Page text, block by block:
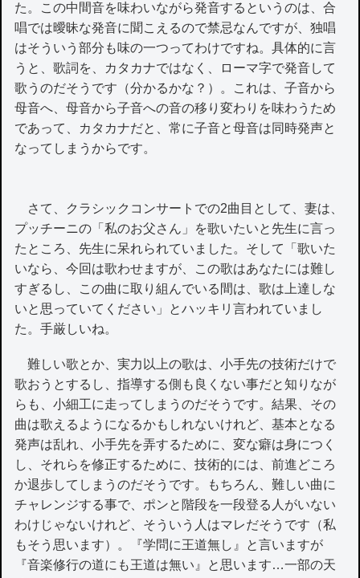
た。この中間音を味わいながら発音するというのは、合
唱では曖昧な発音に聞こえるので禁忌なんですが、独唱
はそういう部分も味の一つってわけですね。具体的に言
うと、歌詞を、カタカナではなく、ローマ字で発音して
歌うのだそうです（分かるかな？）。これは、子音から
母音へ、母音から子音への音の移り変わりを味わうため
であって、カタカナだと、常に子音と母音は同時発声と
なってしまうからです。
さて、クラシックコンサートでの2曲目として、妻は、
プッチーニの「私のお父さん」を歌いたいと先生に言っ
たところ、先生に呆れられていました。そして「歌いた
いなら、今回は歌わせますが、この歌はあなたには難し
すぎるし、この曲に取り組んでいる間は、歌は上達しな
いと思っていてください」とハッキリ言われていまし
た。手厳しいね。
難しい歌とか、実力以上の歌は、小手先の技術だけで
歌おうとするし、指導する側も良くない事だと知りなが
らも、小細工に走ってしまうのだそうです。結果、その
曲は歌えるようになるかもしれないけれど、基本となる
発声は乱れ、小手先を弄するために、変な癖は身につく
し、それらを修正するために、技術的には、前進どころ
か退歩してしまうのだそうです。もちろん、難しい曲に
チャレンジする事で、ポンと階段を一段登る人がいない
わけじゃないけれど、そういう人はマレだそうです（私
もそう思います）。『学問に王道無し』と言いますが
『音楽修行の道にも王道は無い』と思います…一部の天